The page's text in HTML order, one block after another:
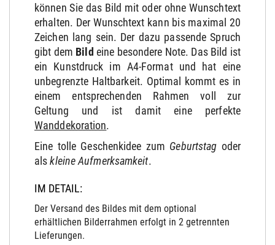
können Sie das Bild mit oder ohne Wunschtext
erhalten. Der Wunschtext kann bis maximal 20
Zeichen lang sein. Der dazu passende Spruch
gibt dem Bild eine besondere Note. Das Bild ist
ein Kunstdruck im A4-Format und hat eine
unbegrenzte Haltbarkeit. Optimal kommt es in
einem entsprechenden Rahmen voll zur
Geltung und ist damit eine perfekte
Wanddekoration.
Eine tolle Geschenkidee zum Geburtstag oder
alskleine Aufmerksamkeit.
IM DETAIL:
Der Versand des Bildes mit dem optional
erhältlichen Bilderrahmen erfolgt in 2 getrennten
Lieferungen.